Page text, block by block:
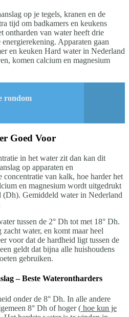
op je tegels, kranen en de
tijd om badkamers en keukens
ontharden van water heeft drie
Apparaten gaan
en keuken Hard water in Nederland
komen calcium en magnesium
rondom
Goed Voor
in het water zit dan kan dit
op apparaten en
concentratie van kalk, hoe harder het
en magnesium wordt uitgedrukt
(Dh). Gemiddeld water in Nederland
tussen de 2° Dh tot met 18° Dh.
water, en komt maar heel
voor dat de hardheid ligt tussen de
geldt dat bijna alle huishoudens
gebruiken.
– Beste Waterontharders
onder de 8° Dh. In alle andere
8° Dh of hoger ( hoe kun je